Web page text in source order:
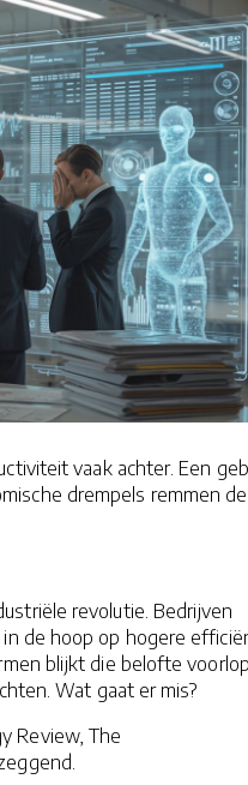
vaak achter. Een
drempels remmen de
revolutie. Bedrijven
de hoop op hogere
blijkt die belofte
Wat gaat er mis?
Review, The